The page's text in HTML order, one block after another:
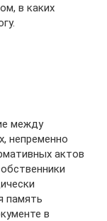
в каких
между
непременно
актов
память
в